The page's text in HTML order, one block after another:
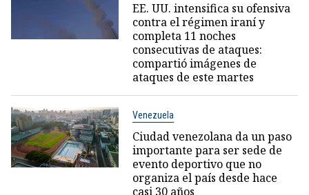
EE. UU. intensifica su ofensiva
contra el régimen iraní y
completa 11 noches
consecutivas de ataques:
compartió imágenes de
ataques de este martes
Venezuela
Ciudad venezolana da un paso
importante para ser sede de
evento deportivo que no
organiza el país desde hace
casi 30 años